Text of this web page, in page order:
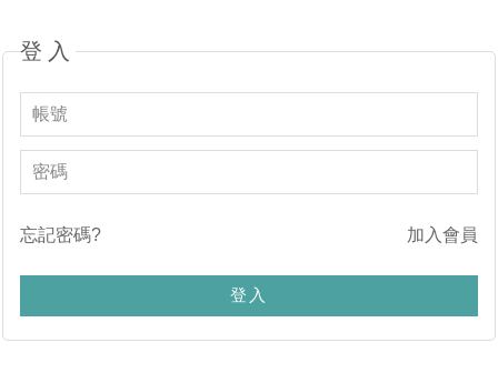
登入
忘記密碼? 加入會員